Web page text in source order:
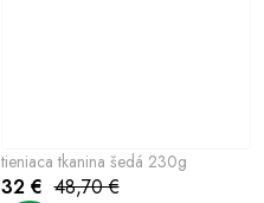
tieniaca tkanina šedá 230g
32 € 48,70 €